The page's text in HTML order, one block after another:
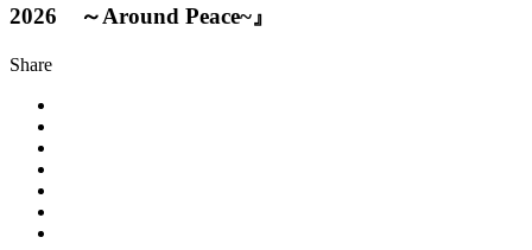
2026 ～Around Peace~』
Share